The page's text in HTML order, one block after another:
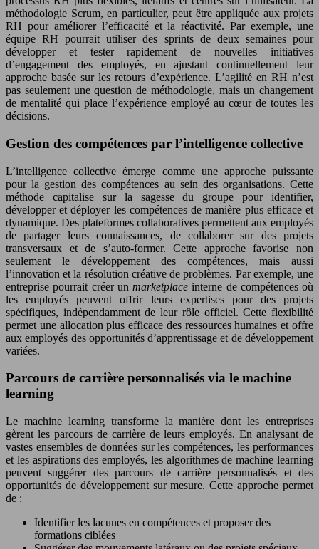
méthodologie Scrum, en particulier, peut être appliquée aux projets
RH pour améliorer l’efficacité et la réactivité. Par exemple, une
équipe RH pourrait utiliser des sprints de deux semaines pour
développer et tester rapidement de nouvelles initiatives
d’engagement des employés, en ajustant continuellement leur
approche basée sur les retours d’expérience. L’agilité en RH n’est
pas seulement une question de méthodologie, mais un changement
de mentalité qui place l’expérience employé au cœur de toutes les
décisions.
Gestion des compétences par l’intelligence collective
L’intelligence collective émerge comme une approche puissante
pour la gestion des compétences au sein des organisations. Cette
méthode capitalise sur la sagesse du groupe pour identifier,
développer et déployer les compétences de manière plus efficace et
dynamique. Des plateformes collaboratives permettent aux employés
de partager leurs connaissances, de collaborer sur des projets
transversaux et de s’auto-former. Cette approche favorise non
seulement le développement des compétences, mais aussi
l’innovation et la résolution créative de problèmes. Par exemple, une
entreprise pourrait créer un marketplaceinterne de compétences où
les employés peuvent offrir leurs expertises pour des projets
spécifiques, indépendamment de leur rôle officiel. Cette flexibilité
permet une allocation plus efficace des ressources humaines et offre
aux employés des opportunités d’apprentissage et de développement
variées.
Parcours de carrière personnalisés via le machine
learning
Le machine learning transforme la manière dont les entreprises
gèrent les parcours de carrière de leurs employés. En analysant de
vastes ensembles de données sur les compétences, les performances
et les aspirations des employés, les algorithmes de machine learning
peuvent suggérer des parcours de carrière personnalisés et des
opportunités de développement sur mesure. Cette approche permet
de :
Identifier les lacunes en compétences et proposer des
formations ciblées